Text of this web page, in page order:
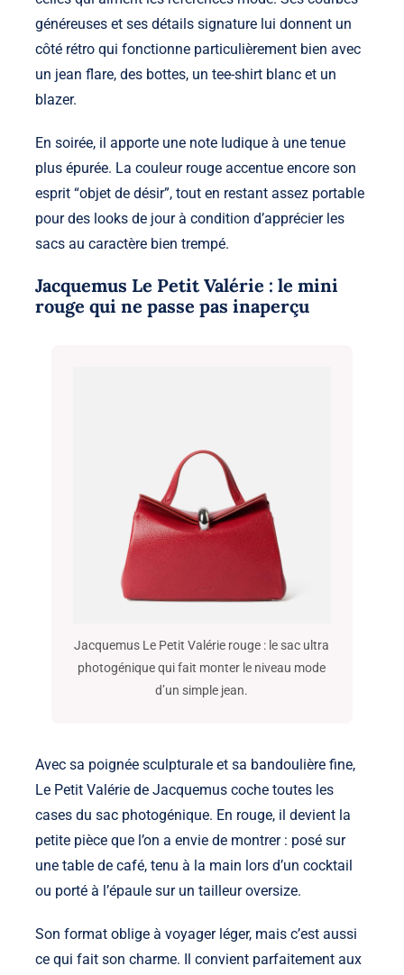
généreuses et ses détails signature lui donnent un
côté rétro qui fonctionne particulièrement bien avec
un jean flare, des bottes, un tee-shirt blanc et un
blazer.
En soirée, il apporte une note ludique à une tenue
plus épurée. La couleur rouge accentue encore son
esprit “objet de désir”, tout en restant assez portable
pour des looks de jour à condition d’apprécier les
sacs au caractère bien trempé.
Jacquemus Le Petit Valérie : le mini
rouge qui ne passe pas inaperçu
Jacquemus Le Petit Valérie rouge : le sac ultra
photogénique qui fait monter le niveau mode
d’un simple jean.
Avec sa poignée sculpturale et sa bandoulière fine,
Le Petit Valérie de Jacquemus coche toutes les
cases du sac photogénique. En rouge, il devient la
petite pièce que l’on a envie de montrer : posé sur
une table de café, tenu à la main lors d’un cocktail
ou porté à l’épaule sur un tailleur oversize.
Son format oblige à voyager léger, mais c’est aussi
ce qui fait son charme. Il convient parfaitement aux